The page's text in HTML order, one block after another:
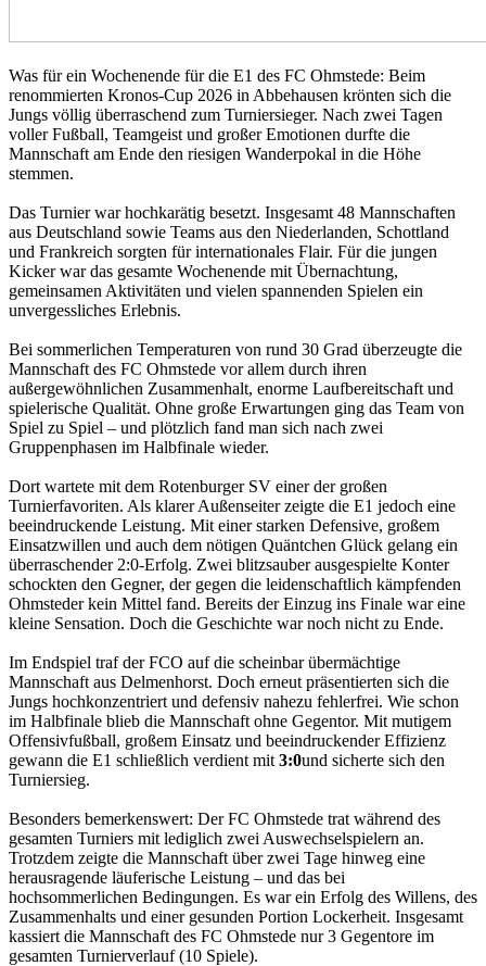
Was für ein Wochenende für die E1 des FC Ohmstede: Beim
renommierten Kronos-Cup 2026 in Abbehausen krönten sich die
Jungs völlig überraschend zum Turniersieger. Nach zwei Tagen
voller Fußball, Teamgeist und großer Emotionen durfte die
Mannschaft am Ende den riesigen Wanderpokal in die Höhe
stemmen.
Das Turnier war hochkarätig besetzt. Insgesamt 48 Mannschaften
aus Deutschland sowie Teams aus den Niederlanden, Schottland
und Frankreich sorgten für internationales Flair. Für die jungen
Kicker war das gesamte Wochenende mit Übernachtung,
gemeinsamen Aktivitäten und vielen spannenden Spielen ein
unvergessliches Erlebnis.
Bei sommerlichen Temperaturen von rund 30 Grad überzeugte die
Mannschaft des FC Ohmstede vor allem durch ihren
außergewöhnlichen Zusammenhalt, enorme Laufbereitschaft und
spielerische Qualität. Ohne große Erwartungen ging das Team von
Spiel zu Spiel – und plötzlich fand man sich nach zwei
Gruppenphasen im Halbfinale wieder.
Dort wartete mit dem Rotenburger SV einer der großen
Turnierfavoriten. Als klarer Außenseiter zeigte die E1 jedoch eine
beeindruckende Leistung. Mit einer starken Defensive, großem
Einsatzwillen und auch dem nötigen Quäntchen Glück gelang ein
überraschender 2:0-Erfolg. Zwei blitzsauber ausgespielte Konter
schockten den Gegner, der gegen die leidenschaftlich kämpfenden
Ohmsteder kein Mittel fand. Bereits der Einzug ins Finale war eine
kleine Sensation. Doch die Geschichte war noch nicht zu Ende.
Im Endspiel traf der FCO auf die scheinbar übermächtige
Mannschaft aus Delmenhorst. Doch erneut präsentierten sich die
Jungs hochkonzentriert und defensiv nahezu fehlerfrei. Wie schon
im Halbfinale blieb die Mannschaft ohne Gegentor. Mit mutigem
Offensivfußball, großem Einsatz und beeindruckender Effizienz
gewann die E1 schließlich verdient mit 3:0und sicherte sich den
Turniersieg.
Besonders bemerkenswert: Der FC Ohmstede trat während des
gesamten Turniers mit lediglich zwei Auswechselspielern an.
Trotzdem zeigte die Mannschaft über zwei Tage hinweg eine
herausragende läuferische Leistung – und das bei
hochsommerlichen Bedingungen. Es war ein Erfolg des Willens, des
Zusammenhalts und einer gesunden Portion Lockerheit. Insgesamt
kassiert die Mannschaft des FC Ohmstede nur 3 Gegentore im
gesamten Turnierverlauf (10 Spiele).